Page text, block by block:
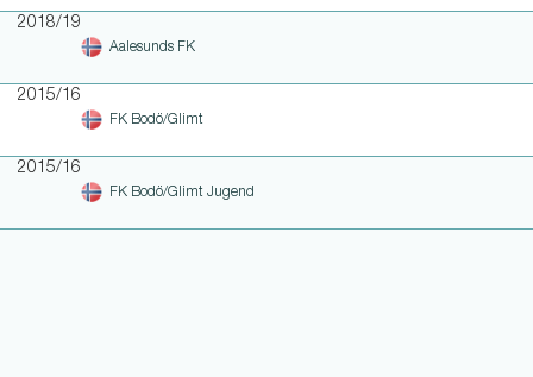
2018/19
Aalesunds FK
2015/16
FK Bodö/Glimt
2015/16
FK Bodö/Glimt Jugend